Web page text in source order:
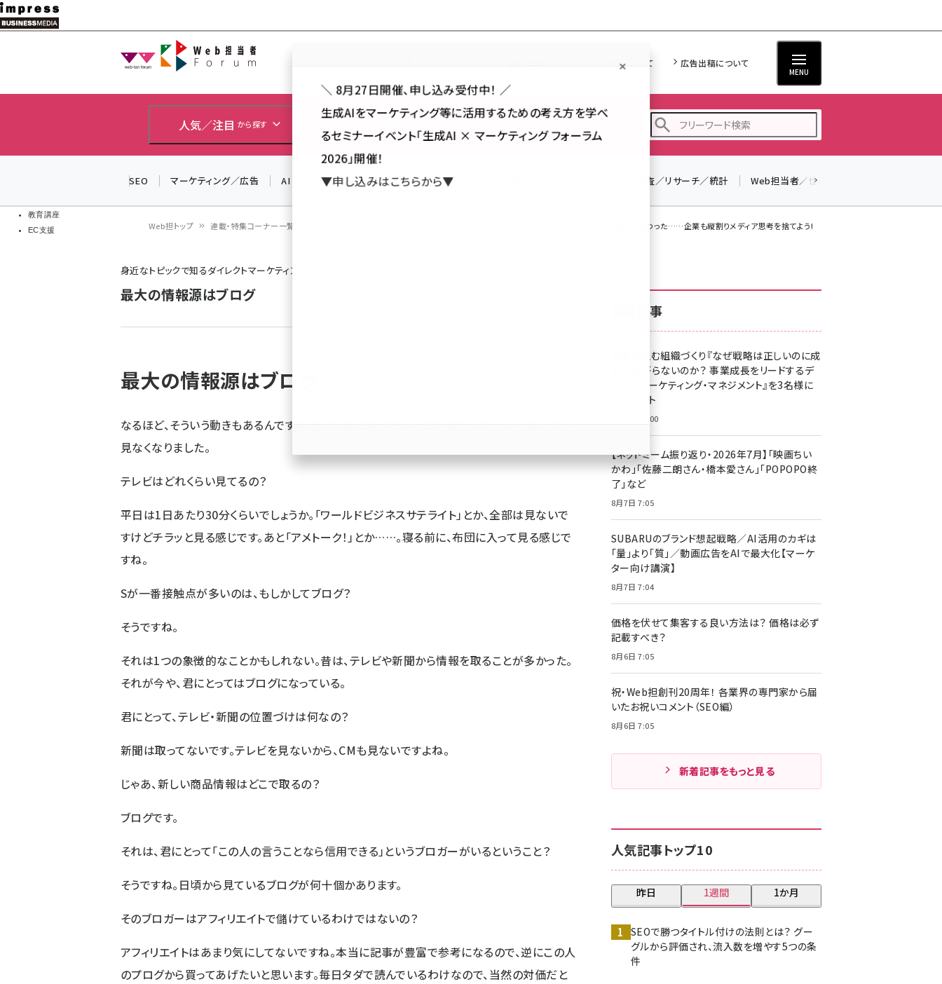
メ
イ
教育講座
EC支援
Web担当者Forum
Web担について 広告出稿について
MENU
人気／注目 から探す
ai (2811)
z世代 (1623)
meo (1277)
llmo (1166)
SEO マーケティング／広告 AI SNS アクセス解析／データ分析 調査／リサーチ／統計 Web担当者／仕事
ン
く
ず
Web担トップ 連載・特集コーナー一覧 メディアの多様化で利用者は変わった……企業も縦割りメディア思考を捨てよう!
身近なトピックで知るダイレクトマーケティング - DM学会コラム
最大の情報源はブログ
最大の情報源はブログ
なるほど、そういう動きもあるんですね。私は、家に帰ってもパソコンばかりで、テレビはあまり
見なくなりました。
テレビはどれくらい見てるの？
平日は1日あたり30分くらいでしょうか。「ワールドビジネスサテライト」とか、全部は見ないで
すけどチラッと見る感じです。あと「アメトーク！」とか……。寝る前に、布団に入って見る感じで
すね。
Sが一番接触点が多いのは、もしかしてブログ？
そうですね。
それは1つの象徴的なことかもしれない。昔は、テレビや新聞から情報を取ることが多かった。
それが今や、君にとってはブログになっている。
君にとって、テレビ・新聞の位置づけは何なの？
新聞は取ってないです。テレビを見ないから、CMも見ないですよね。
じゃあ、新しい商品情報はどこで取るの？
ブログです。
それは、君にとって「この人の言うことなら信用できる」というブロガーがいるということ？
そうですね。日頃から見ているブログが何十個かあります。
そのブロガーはアフィリエイトで儲けているわけではないの？
アフィリエイトはあまり気にしてないですね。本当に記事が豊富で参考になるので、逆にこの人
のプログから買ってあげたいと思います。毎日タダで読んでいるわけなので、当然の対価だと
新着記事
成果を生む組織づくり『なぜ戦略は正しいのに成
果があがらないのか？ 事業成長をリードするデ
ジタルマーケティング・マネジメント』を3名様に
プレゼント
8月7日 10:00
【ネットミーム振り返り・2026年7月】「映画ちい
かわ」「佐藤二朗さん・橋本愛さん」「POPOPO終
了」など
8月7日 7:05
SUBARUのブランド想起戦略／AI活用のカギは
「量」より「質」／動画広告をAIで最大化【マーケ
ター向け講演】
8月7日 7:04
価格を伏せて集客する良い方法は？ 価格は必ず
記載すべき？
8月6日 7:05
祝・Web担創刊20周年！ 各業界の専門家から届
いたお祝いコメント（SEO編）
8月6日 7:05
新着記事をもっと見る
人気記事トップ10
昨日 1週間 1か月
SEOで勝つタイトル付けの法則とは？ グー
グルから評価され、流入数を増やす5つの条
件
＼ 8月27日開催、申し込み受付中！ ／
生成AIをマーケティング等に活用するための考え方を学べ
るセミナーイベント「生成AI × マーケティング フォーラム
2026」開催！
▼申し込みはこちらから▼